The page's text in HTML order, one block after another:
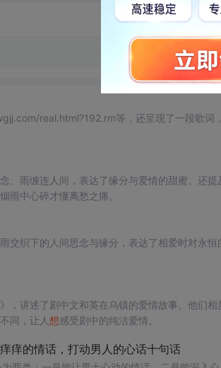
real.html?192.rm等，还呈现了一段歌词
、雨缠连人间，表达了缘分与爱情的甜蜜。还
雨中心碎才懂离愁之痛。
交织下的人间思念与缘分，表达了相爱时对永
，讲述了剧中文和英在乌镇的爱情故事。他们
同，让人 想感受剧中的纯洁爱情。
痒的情话，打动男人的心话十句话